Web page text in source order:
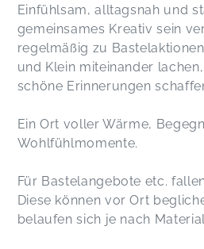
Einfühlsam, alltagsnah und
gemeinsames Kreativ sein
regelmäßig zu
und Klein miteinander
schöne Erinnerungen
Ein Ort voller Wärme,
Wohlfühlmomente.
Für Bastelangebote etc.
Diese können vor Ort
belaufen sich je nach